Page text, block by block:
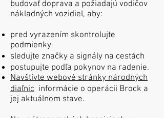
budovať doprava a požiadajú vodičov
nákladných vozidiel, aby:
pred vyrazením skontrolujte
podmienky
sledujte značky a signály na cestách
postupujte podľa pokynov na radenie.
Navštívte webové stránky národných
diaľnic informácie o operácii Brock a
jej aktuálnom stave.